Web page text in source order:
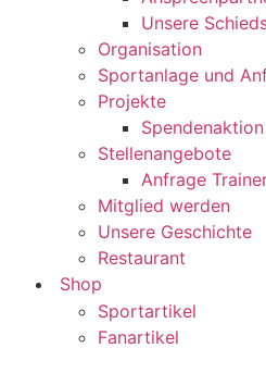
Unsere
Organisation
Sportanlage und
Projekte
Stellenangebote
Anfrage
Mitglied werden
Unsere Geschichte
Restaurant
Shop
Sportartikel
Fanartikel